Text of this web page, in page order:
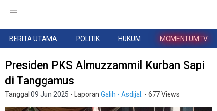
BERITA UTAMA POLITIK HUKUM MOMENTUMTV
Presiden PKS Almuzzammil Kurban Sapi
di Tanggamus
Tanggal 09 Jun 2025 - Laporan Galih - Asdijal. - 677 Views